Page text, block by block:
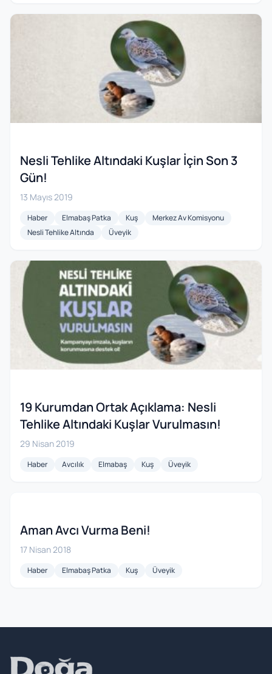
Nesli Tehlike Altındaki Kuşlar İçin Son 3
Gün!
13 Mayıs 2019
Haber Elmabaş Patka Kuş
Merkez Av Komisyonu
Nesli Tehlike Altında
Üveyik
19 Kurumdan Ortak Açıklama: Nesli
Tehlike Altındaki Kuşlar Vurulmasın!
29 Nisan 2019
Haber Avcılık Elmabaş Kuş Üveyik
Aman Avcı Vurma Beni!
17 Nisan 2018
Haber Elmabaş Patka Kuş Üveyik